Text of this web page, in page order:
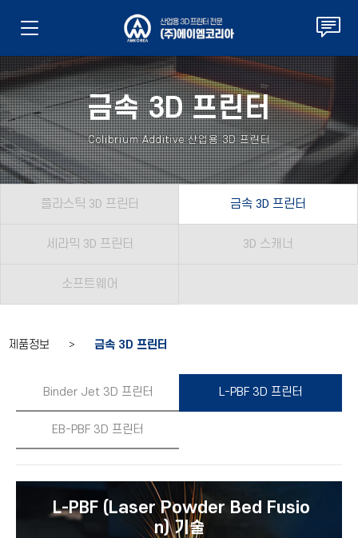
금속 3D 프린터
Colibrium Additive 산업용 3D 프린터
플라스틱 3D 프린터 금속 3D 프린터
세라믹 3D 프린터 3D 스캐너
소프트웨어
제품정보 > 금속 3D 프린터
Binder Jet 3D 프린터 L-PBF 3D 프린터
EB-PBF 3D 프린터
L-PBF ( Laser Powder Bed Fusio
n)기술